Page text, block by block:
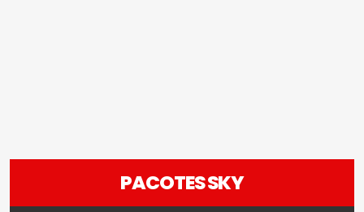
PACOTES SKY